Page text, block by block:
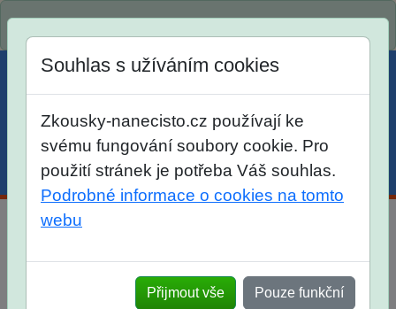
Menu Účet Košík
Síň slávy
Souhlas s užíváním cookies
Zkousky-nanecisto.cz používají ke
svému fungování soubory cookie. Pro
použití stránek je potřeba Váš souhlas.
Podrobné informace o cookies na tomto
webu
Přijmout vše Pouze funkční